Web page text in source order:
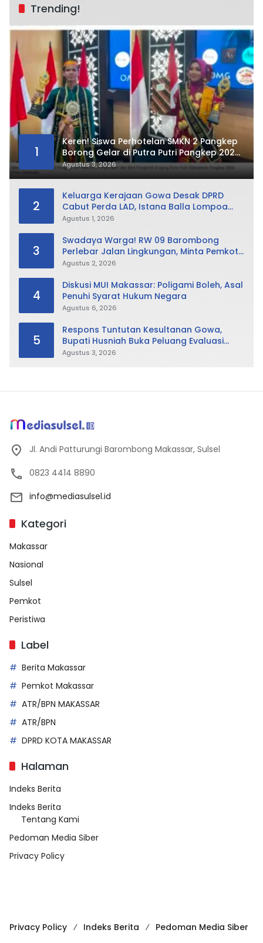
Trending!
1
Keren! Siswa Perhotelan SMKN 2 Pangkep
Borong Gelar di Putra Putri Pangkep 2026,
Sabet Best Duta Lingkungan dan
Fotogenik
Agustus 3, 2026
2
Keluarga Kerajaan Gowa Desak DPRD
Cabut Perda LAD, Istana Balla Lompoa
Diminta Dikembalikan
Agustus 1, 2026
3
Swadaya Warga! RW 09 Barombong
Perlebar Jalan Lingkungan, Minta Pemkot
Tak Hanya Fokus Urusan Sampah
Agustus 2, 2026
4
Diskusi MUI Makassar: Poligami Boleh, Asal
Penuhi Syarat Hukum Negara
Agustus 6, 2026
5
Respons Tuntutan Kesultanan Gowa,
Bupati Husniah Buka Peluang Evaluasi
Perda LAD: Bisa Direvisi Bahkan Diganti
Agustus 3, 2026
Jl. Andi Patturungi Barombong Makassar, Sulsel
0823 4414 8890
info@mediasulsel.id
Kategori
Makassar
Nasional
Sulsel
Pemkot
Peristiwa
Label
Berita Makassar
Pemkot Makassar
ATR/BPN MAKASSAR
ATR/BPN
DPRD KOTA MAKASSAR
Halaman
Indeks Berita
Indeks Berita
Tentang Kami
Pedoman Media Siber
Privacy Policy
Privacy Policy Indeks Berita
Pedoman Media Siber